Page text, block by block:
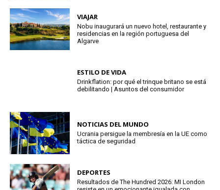
VIAJAR
Nobu inaugurará un nuevo hotel, restaurante y
residencias en la región portuguesa del
Algarve
ESTILO DE VIDA
Drinkflation: por qué el trinque britano se está
debilitando | Asuntos del consumidor
NOTICIAS DEL MUNDO
Ucrania persigue la membresía en la UE como
táctica de seguridad
DEPORTES
Resultados de The Hundred 2026: MI London